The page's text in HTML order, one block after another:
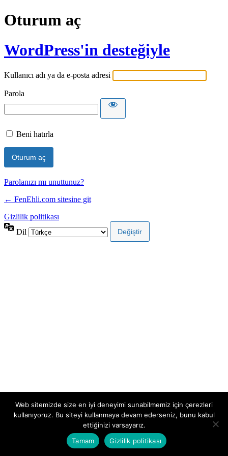
Oturum aç
WordPress'in desteğiyle
Kullanıcı adı ya da e-posta adresi
Parola
Beni hatırla
Parolanızı mı unuttunuz?
← FenEhli.com sitesine git
Gizlilik politikası
Dil
Web sitemizde size en iyi deneyimi sunabilmemiz için çerezleri
kullanıyoruz. Bu siteyi kullanmaya devam ederseniz, bunu kabul
ettiğinizi varsayarız.
Tamam
Gizlilik politikası